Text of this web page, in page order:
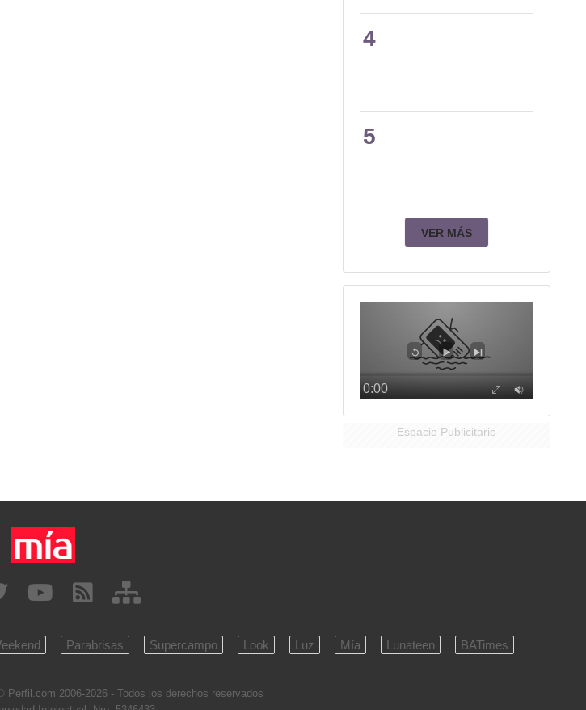
4
5
VER MÁS
Espacio Publicitario
Parabrisas Supercampo Look Luz Mía Lunateen BATimes
Perfil.com 2006-2026 - Todos los derechos reservados